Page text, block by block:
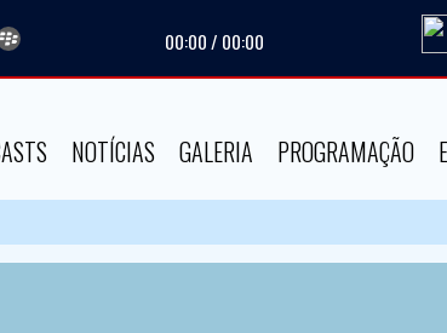
00:00/ 00:00
NOTÍCIAS GALERIA PROGRAMAÇÃO